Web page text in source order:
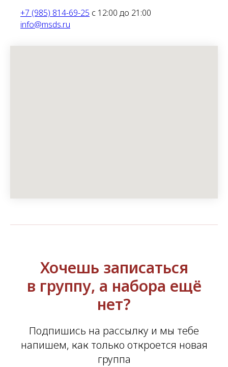
+7 (985) 814-69-25 с 12:00 до 21:00
info@msds.ru
Хочешь записаться
в группу, а набора ещё
нет?
Подпишись на рассылку и мы тебе
напишем, как только откроется новая
группа